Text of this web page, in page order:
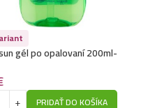
gél po opalovaní 200ml-
PRIDAŤ DO KOŠÍKA